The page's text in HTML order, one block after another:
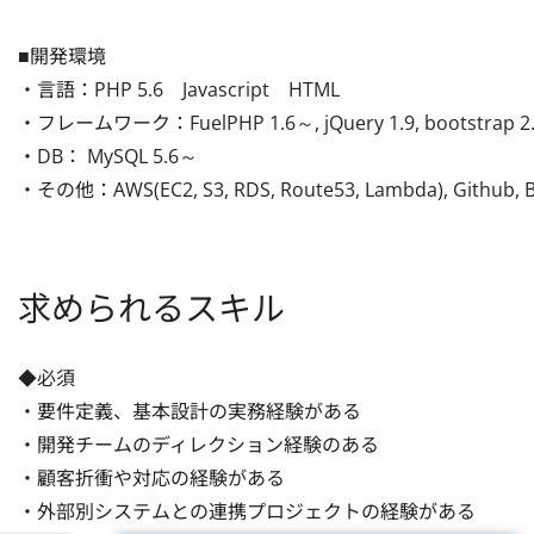
■開発環境
・言語：PHP 5.6　Javascript　HTML
・フレームワーク：FuelPHP 1.6～, jQuery 1.9, bootstrap
・DB： MySQL 5.6～
・その他：AWS(EC2, S3, RDS, Route53, Lambda), Github,
求められるスキル
◆必須
・要件定義、基本設計の実務経験がある
・開発チームのディレクション経験のある
・顧客折衝や対応の経験がある
・外部別システムとの連携プロジェクトの経験がある